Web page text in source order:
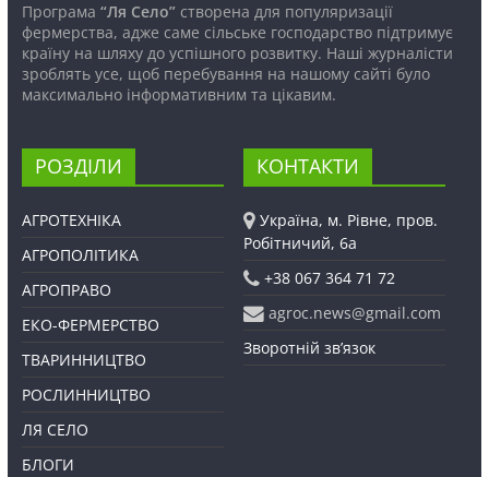
Програма “Ля Село”створена для популяризації
фермерства, адже саме сільське господарство підтримує
країну на шляху до успішного розвитку. Наші журналісти
зроблять усе, щоб перебування на нашому сайті було
максимально інформативним та цікавим.
РОЗДІЛИ
АГРОТЕХНІКА
АГРОПОЛІТИКА
АГРОПРАВО
ЕКО-ФЕРМЕРСТВО
ТВАРИННИЦТВО
РОСЛИННИЦТВО
ЛЯ СЕЛО
БЛОГИ
КОНТАКТИ
Україна, м. Рівне, пров.
Робітничий, 6а
+38 067 364 71 72
agroc.news@gmail.com
Зворотній зв’язок